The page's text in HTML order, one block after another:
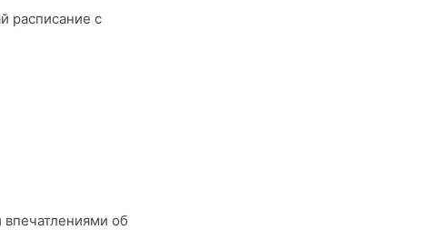
расписание с
об